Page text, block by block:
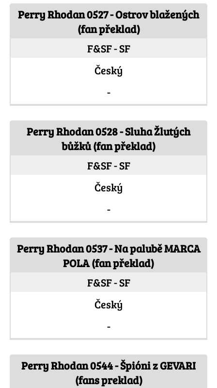
Perry Rhodan 0527 - Ostrov blažených
(fan překlad)
F&SF - SF
Český
-
Perry Rhodan 0528 - Sluha Žlutých
bůžků (fan překlad)
F&SF - SF
Český
-
Perry Rhodan 0537 - Na palubě MARCA
POLA (fan překlad)
F&SF - SF
Český
-
Perry Rhodan 0544 - Špióni z GEVARI
(fans preklad)